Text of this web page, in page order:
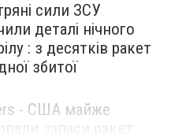
сили ЗСУ
деталі нічного
: з десятків ракет
збитої
- США майже